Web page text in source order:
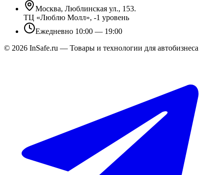
Москва, Люблинская ул., 153.
ТЦ «Люблю Молл», -1 уровень
Ежедневно 10:00 — 19:00
© 2026 InSafe.ru — Товары и технологии для автобизнеса